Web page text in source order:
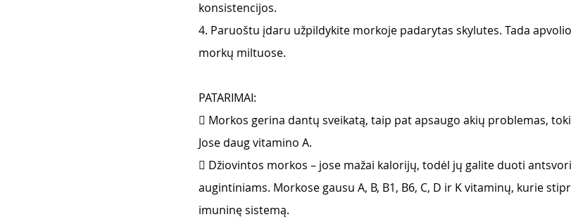
konsistencijos.
4. Paruoštu įdaru užpildykite morkoje padarytas skylutes. Tada
morkų miltuose.
PATARIMAI:
 Morkos gerina dantų sveikatą, taip pat apsaugo akių problemas,
Jose daug vitamino A.
 Džiovintos morkos – jose mažai kalorijų, todėl jų galite duoti
augintiniams. Morkose gausu A, B, B1, B6, C, D ir K vitaminų, kurie
imuninę sistemą.